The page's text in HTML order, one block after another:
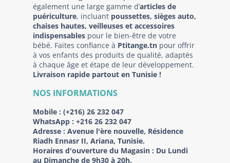
également une large gamme d’articles de
puériculture, incluant poussettes, sièges auto,
chaises hautes, veilleuses et accessoires
indispensables pour le bien-être de votre
bébé. Faites confiance à Ptitange.tn pour offrir
à vos enfants des produits de qualité, adaptés
à chaque âge et étape de leur développement.
Livraison rapide partout en Tunisie !
NOS INFORMATIONS
Mobile : (+216) 26 232 047
WhatsApp : +216 26 232 047
Adresse : Avenue l'ère nouvelle, Résidence
Riadh Ennasr II, Ariana, Tunisie.
Horaires d'ouverture du Magasin : Du Lundi
au Dimanche de 9h30 à 20h.